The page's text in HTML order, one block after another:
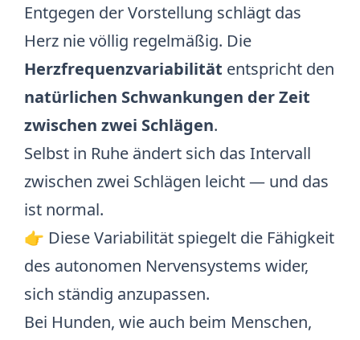
Entgegen der Vorstellung schlägt das
Herz nie völlig regelmäßig. Die
Herzfrequenzvariabilität entspricht den
natürlichen Schwankungen der Zeit
zwischen zwei Schlägen.
Selbst in Ruhe ändert sich das Intervall
zwischen zwei Schlägen leicht — und das
ist normal.
👉 Diese Variabilität spiegelt die Fähigkeit
des autonomen Nervensystems wider,
sich ständig anzupassen.
Bei Hunden, wie auch beim Menschen,